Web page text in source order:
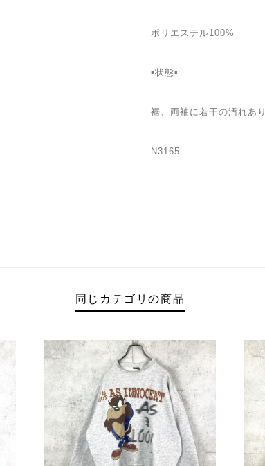
ポリエステル100%
▪状態▪
裾、両袖に若干の汚れあり
N3165
同じカテゴリの商品